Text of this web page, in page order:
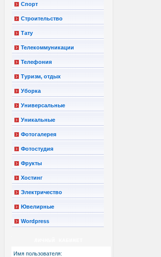
Спорт
Строительство
Тату
Телекоммуникации
Телефония
Туризм, отдых
Уборка
Универсальные
Уникальные
Фотогалерея
Фотостудия
Фрукты
Хостинг
Электричество
Ювелирные
Wordpress
Имя пользователя: